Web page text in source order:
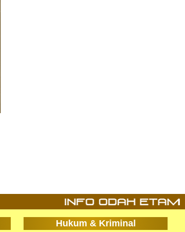
Hukum & Kriminal